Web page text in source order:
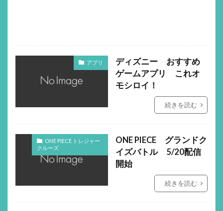
アプリ
ディズニー おすすめ
ゲームアプリ これオ
モシロイ！
続きを読む
ONE PIECE トレジャー
クルーズ
ONE PIECE グランドク
イズバトル 5/20配信
開始
続きを読む